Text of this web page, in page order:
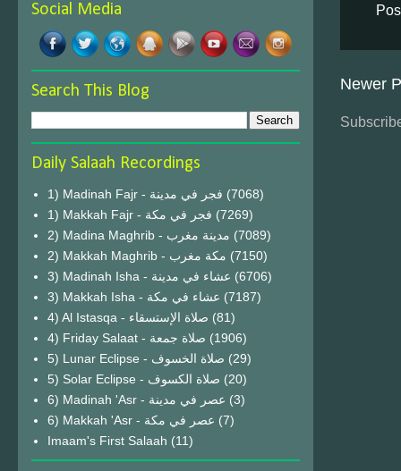
Newer
Social Media
Search This Blog
Daily Salaah Recordings
1) Madinah Fajr - فجر في مدينة (7068)
1) Makkah Fajr - فجر في مكة (7269)
2) Madina Maghrib - مدينة مغرب (7089)
2) Makkah Maghrib - مكة مغرب (7150)
3) Madinah Isha - عشاء في مدينة (6706)
3) Makkah Isha - عشاء في مكة (7187)
4) Al Istasqa - صلاة الإستسقاء (81)
4) Friday Salaat - صلاة جمعة (1906)
5) Lunar Eclipse - صلاة الخسوف (29)
(20)
6) Madinah 'Asr - عصر في مدينة (3)
6) Makkah 'Asr - عصر في مكة (7)
Imaam's First Salaah (11)